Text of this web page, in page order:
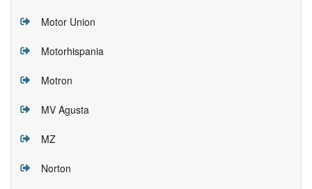
Motor Union
Motorhispania
Motron
MV Agusta
MZ
Norton